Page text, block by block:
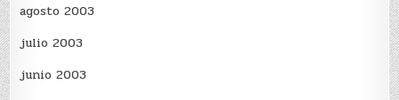
agosto 2003
julio 2003
junio 2003